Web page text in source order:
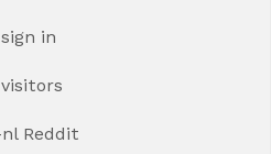
in
Reddit